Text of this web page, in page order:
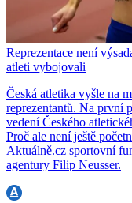
Reprezentace není
atleti vybojovali
Česká atletika vyšle na
reprezentantů. Na první
vedení Českého
Proč ale není ještě
Aktuálně.cz sportovní
agentury Filip Neusser.